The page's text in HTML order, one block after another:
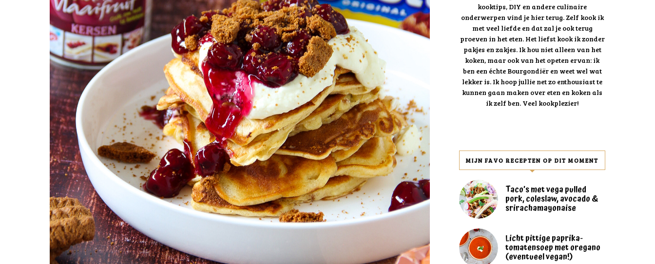
kooktips, DIY en andere culinaire
onderwerpen vind je hier terug. Zelf kook ik
met veel liefde en dat zal je ook terug
proeven in het eten. Het liefst kook ik zonder
pakjes en zakjes. Ik hou niet alleen van het
koken, maar ook van het opeten ervan: ik
ben een échte Bourgondiër en weet wel wat
lekker is. Ik hoop jullie net zo enthousiast te
kunnen gaan maken over eten en koken als
ik zelf ben. Veel kookplezier!
MIJN FAVO RECEPTEN OP DIT MOMENT
Taco’s met vega pulled
pork, coleslaw, avocado &
srirachamayonaise
Licht pittige paprika-
tomatensoep met oregano
(eventueel vegan!)